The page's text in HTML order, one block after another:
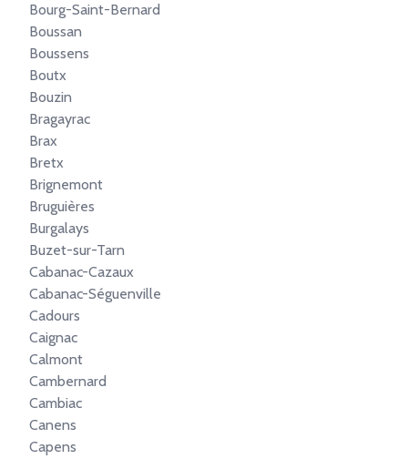
Bourg-Saint-Bernard
Boussan
Boussens
Boutx
Bouzin
Bragayrac
Brax
Bretx
Brignemont
Bruguières
Burgalays
Buzet-sur-Tarn
Cabanac-Cazaux
Cabanac-Séguenville
Cadours
Caignac
Calmont
Cambernard
Cambiac
Canens
Capens